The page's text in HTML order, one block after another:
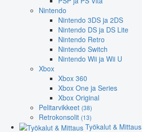
Nintendo
Nintendo 3DS ja 2DS
Nintendo DS ja DS Lite
Nintendo Retro
Nintendo Switch
Nintendo Wii ja Wii U
Xbox
Xbox 360
Xbox One ja Series
Xbox Original
Pelitarvikkeet (38)
Retrokonsolit (13)
Työkalut & Mittaus